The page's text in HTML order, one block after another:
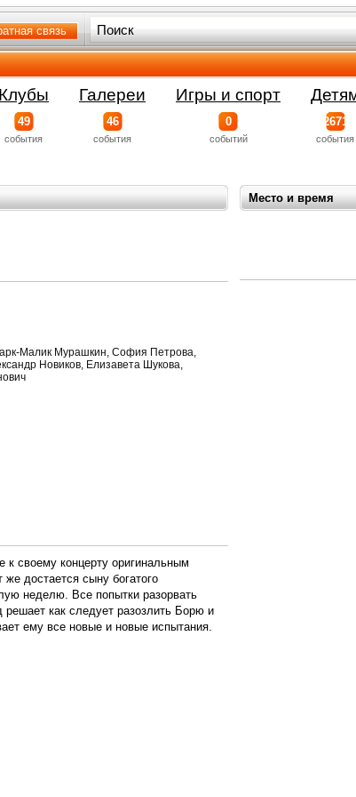
связь
Клубы
49
события
Галереи
46
события
Игры и спорт
0
событий
2671
события
Место и время
Малик Мурашкин, София Петрова,
Новиков, Елизавета Шукова,
к своему концерту оригинальным
достается сыну богатого
неделю. Все попытки разорвать
как следует разозлить Борю и
ему все новые и новые испытания.